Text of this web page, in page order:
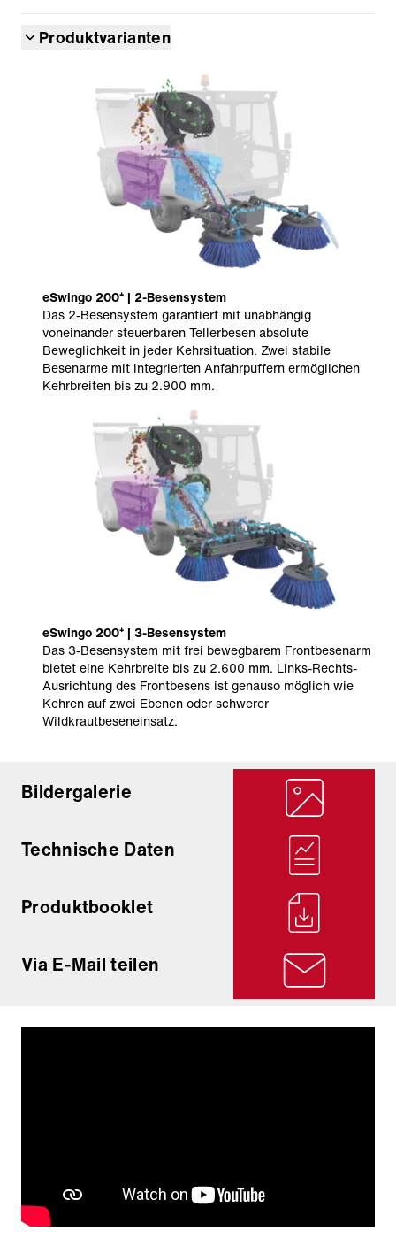
Produktvarianten
eSwingo 200⁺ | 2-Besensystem
Das 2-Besensystem garantiert mit unabhängig
voneinander steuerbaren Tellerbesen absolute
Beweglichkeit in jeder Kehrsituation. Zwei stabile
Besenarme mit integrierten Anfahrpuffern ermöglichen
Kehrbreiten bis zu 2.900 mm.
eSwingo 200⁺ | 3-Besensystem
Das 3-Besensystem mit frei bewegbarem Frontbesenarm
bietet eine Kehrbreite bis zu 2.600 mm. Links-Rechts-
Ausrichtung des Frontbesens ist genauso möglich wie
Kehren auf zwei Ebenen oder schwerer
Wildkrautbeseneinsatz.
Bildergalerie
Technische Daten
Produktbooklet
Via E-Mail teilen